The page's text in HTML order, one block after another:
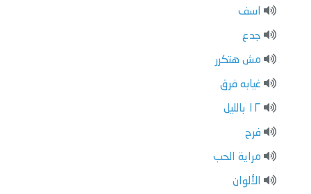
اسف
جدع
مش هتكرر
غيابه فرق
١٢ بالليل
فرح
مراية الحب
الألوان